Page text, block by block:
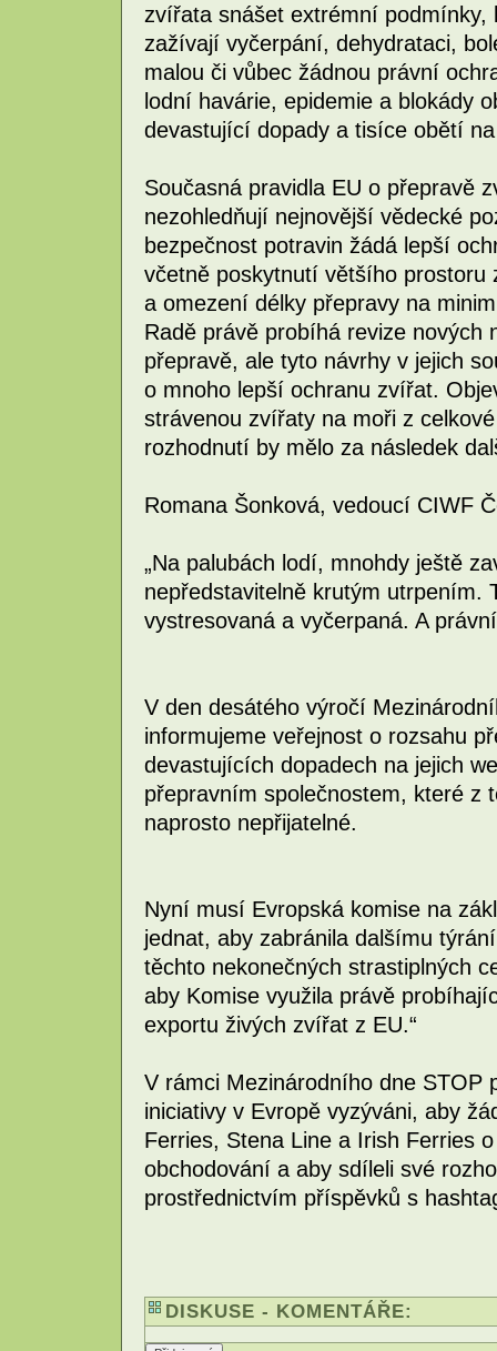
zvířata snášet extrémní
zažívají vyčerpání, dehydrataci,
malou či vůbec žádnou právní
lodní havárie, epidemie a blokády
devastující dopady a tisíce obětí
Současná pravidla EU o přepravě
nezohledňují nejnovější vědecké
bezpečnost potravin žádá lepší
včetně poskytnutí většího
a omezení délky přepravy na
Radě právě probíhá revize nových
přepravě, ale tyto návrhy v jejich
o mnoho lepší ochranu zvířat.
strávenou zvířaty na moři z
rozhodnutí by mělo za následek
Romana Šonková, vedoucí CIWF
„Na palubách lodí, mnohdy ještě
nepředstavitelně krutým utrpením.
vystresovaná a vyčerpaná. A
V den desátého výročí
informujeme veřejnost o rozsahu
devastujících dopadech na jejich
přepravním společnostem, které z
naprosto nepřijatelné.
Nyní musí Evropská komise na
jednat, aby zabránila dalšímu
těchto nekonečných strastiplných
aby Komise využila právě
exportu živých zvířat z EU.“
V rámci Mezinárodního dne STOP
iniciativy v Evropě vyzýváni, aby
Ferries, Stena Line a Irish Ferries
obchodování a aby sdíleli své
prostřednictvím příspěvků s
DISKUSE - KOMENTÁŘE: